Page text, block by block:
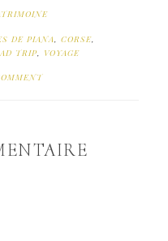
DE PIANA, CORSE,
TRIP, VOYAGE